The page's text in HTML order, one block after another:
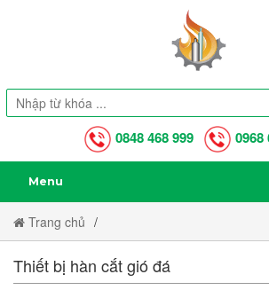
0848 468 999 0968
Menu
Trang chủ
Top 20 Loại Xe Đẩy Bình Khí Oxy, CO2, Nito,
Thiết bị hàn cắt gió đá